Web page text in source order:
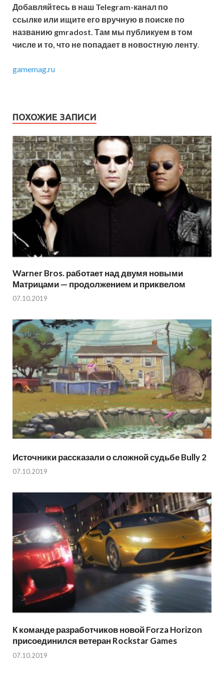
Добавляйтесь в наш Telegram-канал по
ссылке или ищите его вручную в поиске по
названию gmradost. Там мы публикуем в том
числе и то, что не попадает в новостную ленту.
gamemag.ru
ПОХОЖИЕ ЗАПИСИ
Warner Bros. работает над двумя новыми
Матрицами — продолжением и приквелом
07.10.2019
Источники рассказали о сложной судьбе Bully 2
07.10.2019
К команде разработчиков новой Forza Horizon
присоединился ветеран Rockstar Games
07.10.2019